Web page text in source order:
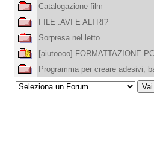
Catalogazione film
FILE .AVI E ALTRI?
Sorpresa nel letto...
[aiutoooo] FORMATTAZIONE PC
Programma per creare adesivi,